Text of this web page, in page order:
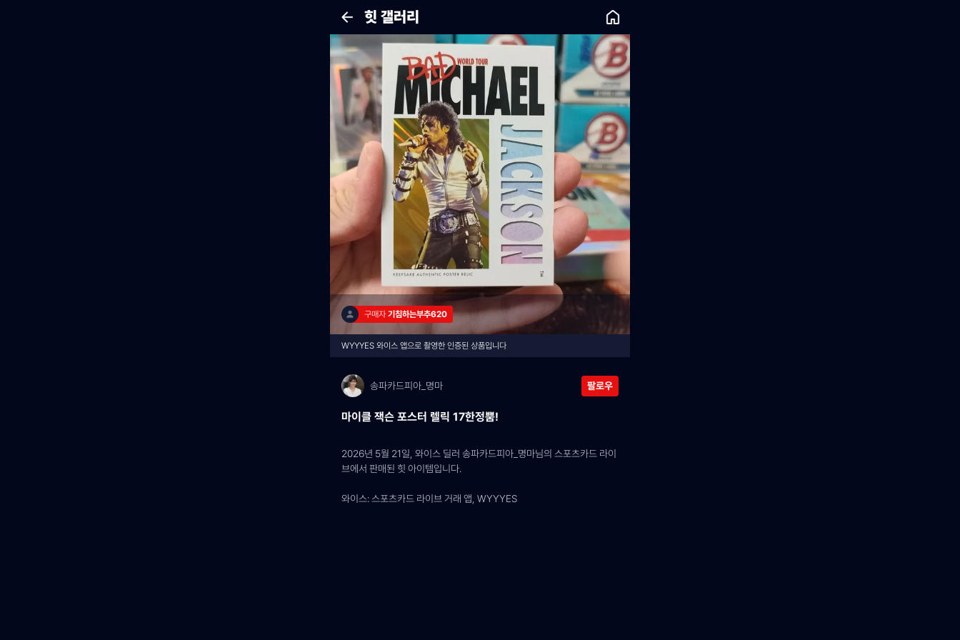
힛 갤러리
구매자 기침하는부추620
WYYYES 와이스 앱으로 촬영한 인증된 상품입니다
송파카드피아_명마 팔로우
마이클 잭슨 포스터 렐릭 17한정뿜!
2026년 5월 21일, 와이스 딜러 송파카드피아_명마님의 스포츠카드 라이
브에서 판매된 힛 아이템입니다.
와이스: 스포츠카드 라이브 거래 앱, WYYYES